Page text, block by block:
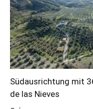
Südausrichtung mit
de las Nieves